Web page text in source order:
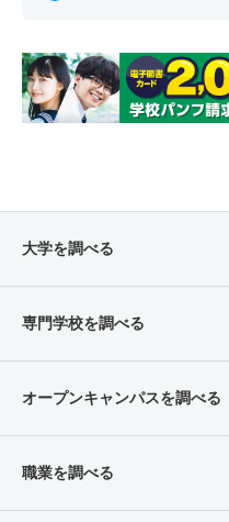
大学を調べる
専門学校を調べる
オープンキャンパスを調べる
職業を調べる